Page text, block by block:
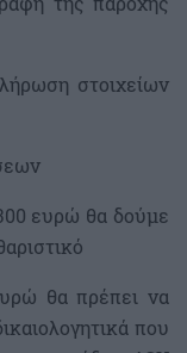
στοιχείων
ευρώ θα δούμε
θα πρέπει να
που